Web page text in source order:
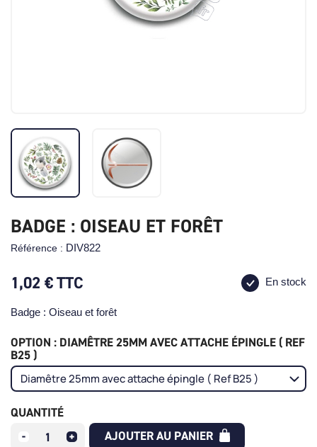
BADGE : OISEAU ET FORÊT
Référence : DIV822
1,02 €TTC En stock
Badge : Oiseau et forêt
OPTION : DIAMÊTRE 25MM AVEC ATTACHE ÉPINGLE ( REF
B25 )
QUANTITÉ
AJOUTER AU PANIER